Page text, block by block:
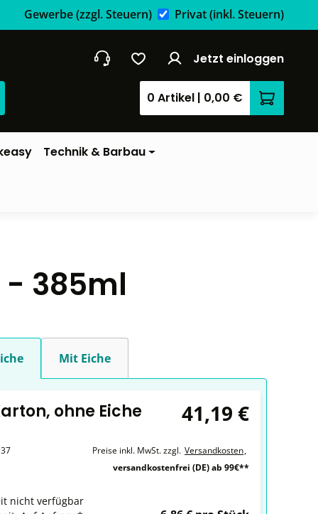
Gewerbe(zzgl. Steuern) Privat(inkl. Steuern)
Jetzt einloggen
0 Artikel | 0,00 €
Technik & Barbau
- 385ml
Mit Eiche
ohne Eiche 41,19 €
Preise inkl. MwSt. zzgl. Versandkosten,
versandkostenfrei (DE) ab 99€**
nicht verfügbar